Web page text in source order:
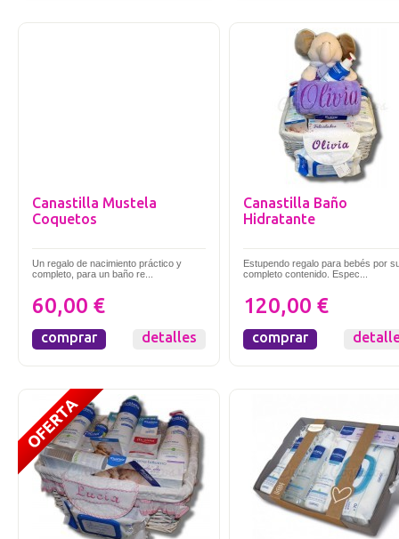
Canastilla Mustela
Coquetos
Un regalo de nacimiento práctico y
completo, para un baño re...
60,00 €
comprar detalles
Canastilla Baño
Hidratante
Estupendo regalo para bebés por
completo contenido. Espec...
120,00 €
comprar